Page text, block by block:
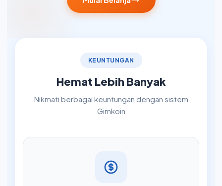
KEUNTUNGAN
Hemat Lebih Banyak
Nikmati berbagai keuntungan dengan sistem
Gimkoin